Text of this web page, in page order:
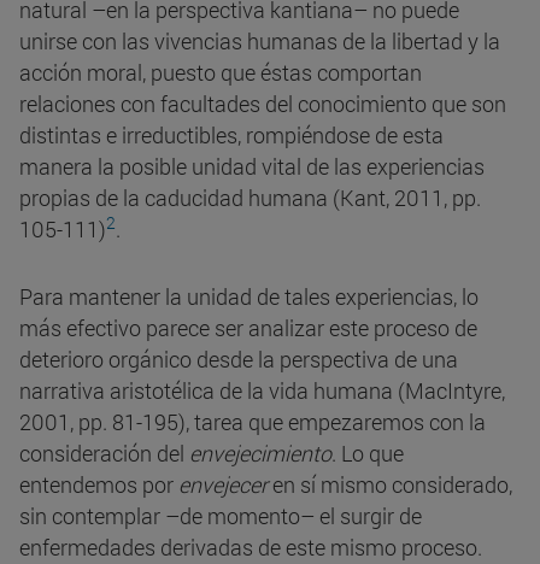
natural –en la perspectiva kantiana– no puede
unirse con las vivencias humanas de la libertad y la
acción moral, puesto que éstas comportan
relaciones con facultades del conocimiento que son
distintas e irreductibles, rompiéndose de esta
manera la posible unidad vital de las experiencias
propias de la caducidad humana (Kant, 2011, pp.
105-111)2.
Para mantener la unidad de tales experiencias, lo
más efectivo parece ser analizar este proceso de
deterioro orgánico desde la perspectiva de una
narrativa aristotélica de la vida humana (MacIntyre,
2001, pp. 81-195), tarea que empezaremos con la
consideración del envejecimiento. Lo que
entendemos por envejeceren sí mismo considerado,
sin contemplar –de momento– el surgir de
enfermedades derivadas de este mismo proceso.